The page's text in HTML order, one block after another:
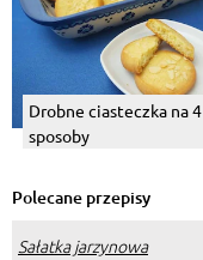
Drobne ciasteczka na 4
sposoby
Polecane przepisy
Sałatka jarzynowa